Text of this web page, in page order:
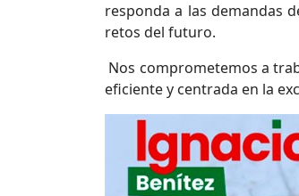
responda a las demandas
retos del futuro.
Nos comprometemos a
eficiente y centrada en la